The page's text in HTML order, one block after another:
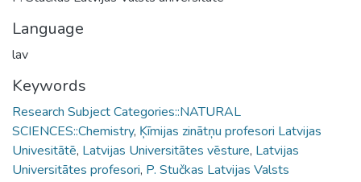
Language
lav
Keywords
Research Subject Categories::NATURAL
SCIENCES::Chemistry, Ķīmijas zinātņu profesori Latvijas
Univesitātē, Latvijas Universitātes vēsture, Latvijas
Universitātes profesori, P. Stučkas Latvijas Valsts